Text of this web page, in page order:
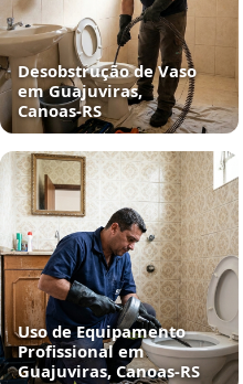
Desobstrução de Vaso
em Guajuviras,
Canoas‑RS
Uso de Equipamento
Profissional em
Guajuviras, Canoas‑RS